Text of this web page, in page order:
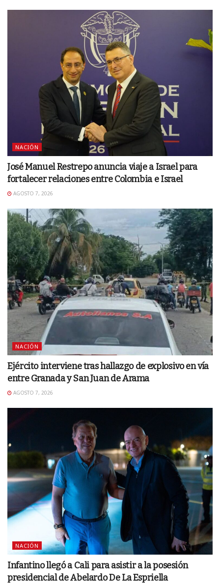
NACIÓN
José Manuel Restrepo anuncia viaje a Israel para
fortalecer relaciones entre Colombia e Israel
AGOSTO 7, 2026
NACIÓN
Ejército interviene tras hallazgo de explosivo en vía
entre Granada y San Juan de Arama
AGOSTO 7, 2026
NACIÓN
Infantino llegó a Cali para asistir a la posesión
presidencial de Abelardo De La Espriella